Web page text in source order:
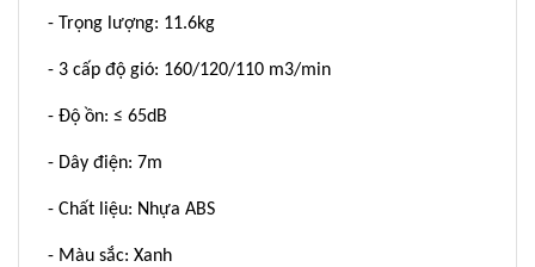
- Trọng lượng: 11.6kg
- 3 cấp độ gió: 160/120/110 m3/min
- Độ ồn: ≤ 65dB
- Dây điện: 7m
- Chất liệu: Nhựa ABS
- Màu sắc: Xanh